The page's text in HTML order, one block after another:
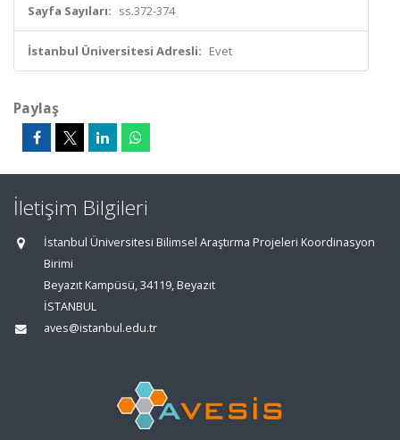
Sayfa Sayıları: ss.372-374
İstanbul Üniversitesi Adresli: Evet
Paylaş
İletişim Bilgileri
İstanbul Üniversitesi Bilimsel Araştırma Projeleri Koordinasyon
Birimi
Beyazıt Kampüsü, 34119, Beyazıt
İSTANBUL
aves@istanbul.edu.tr